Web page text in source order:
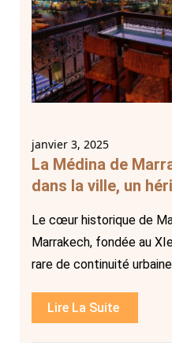
janvier 3, 2025
La Médina de
dans la ville, un
Le cœur historique de
Marrakech, fondée au
rare de continuité
Lire La Suite